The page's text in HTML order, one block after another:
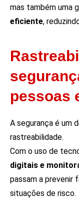
mas também uma
eficiente,
pessoas
A segurança é um
rastreabilidade.
Com o uso de
digitais e
passam a prevenir
situações de risco.